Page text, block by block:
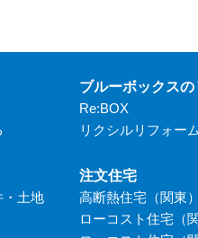
・土地
ブルーボックス
Re:BOX
リクシルリフォー
注文住宅
高断熱住宅（関東）
ローコスト住宅（関